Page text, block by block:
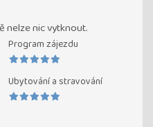
nelze nic vytknout.
Program zájezdu
Ubytování a stravování